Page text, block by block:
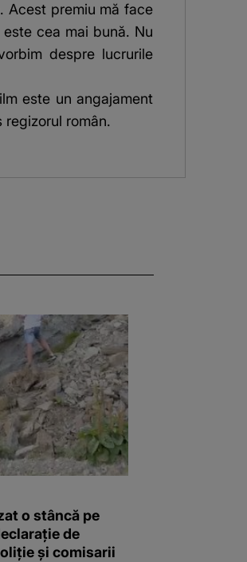
Acest premiu mă face
cea mai bună. Nu
despre lucrurile
este un angajament
român.
o stâncă pe
de
și comisarii